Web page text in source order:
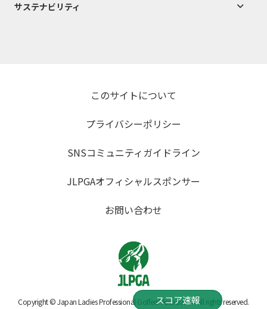
サステナビリティ
このサイトについて
プライバシーポリシー
SNSコミュニティガイドライン
JLPGAオフィシャルスポンサー
お問い合わせ
Copyright © Japan Ladies Professional Golfers' Association All rights reserved.
スコア速報